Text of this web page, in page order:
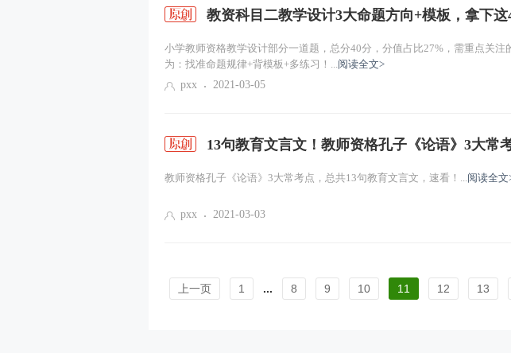
教资科目二教学设计3大命题方向+模板，拿下这
小学教师资格教学设计部分一道题，总分40分，分值占比27%，需重点关注
为：找准命题规律+背模板+多练习！...阅读全文>
pxx
2021-03-05
13句教育文言文！教师资格孔子《论语》3大常
教师资格孔子《论语》3大常考点，总共13句教育文言文，速看！...阅读全文
pxx 2021-03-03
上一页 1 ... 8 9 10 11 12 13